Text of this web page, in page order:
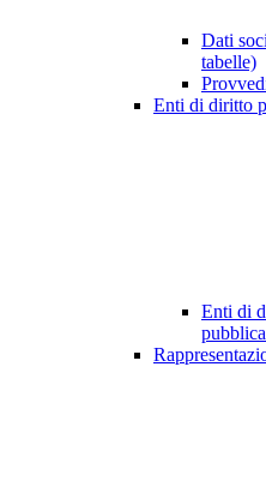
Dati
tabelle)
Enti di diritto
Enti di